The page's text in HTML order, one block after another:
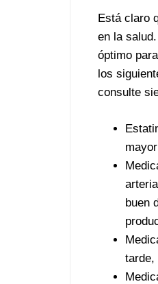
Está claro
en la
óptimo
los
consulte
buen
tarde,